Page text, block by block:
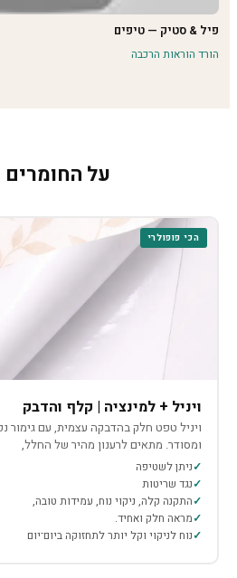
פיל & סטיק — טיפים
הורד הוראות הרכבה
על החומרים
הכי פופולרי
ויניל + למינציה | קלף והדבק
ויניל טפט חלק בהדבקה עצמית, עם גימור
ומסודר. מתאים לרענון מהיר של החלל,
ניתן לשטיפה
נגד שריטות
התקנה קלה, ניקוי נוח, עמידות טובה,
מראה חלק ואחיד.
נוח לניקוי וקל יותר לתחזוקה ביום־יום